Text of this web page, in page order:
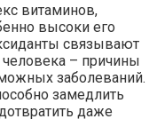
витаминов,
высоки его
связывают
– причины
заболеваний.
замедлить
даже